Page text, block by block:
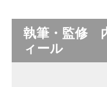
執筆・監修
ィール